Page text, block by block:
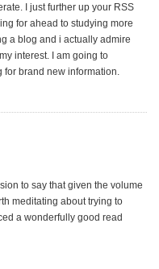
I just further up your RSS
for ahead to studying more
a blog and i actually admire
interest. I am going to
for brand new information.
to say that given the volume
meditating about trying to
a wonderfully good read